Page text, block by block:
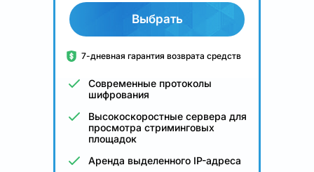
Выбрать
7-дневная гарантия возврата средств
Современные протоколы
шифрования
Высокоскоростные сервера для
просмотра стриминговых
площадок
Аренда выделенного IP-адреса